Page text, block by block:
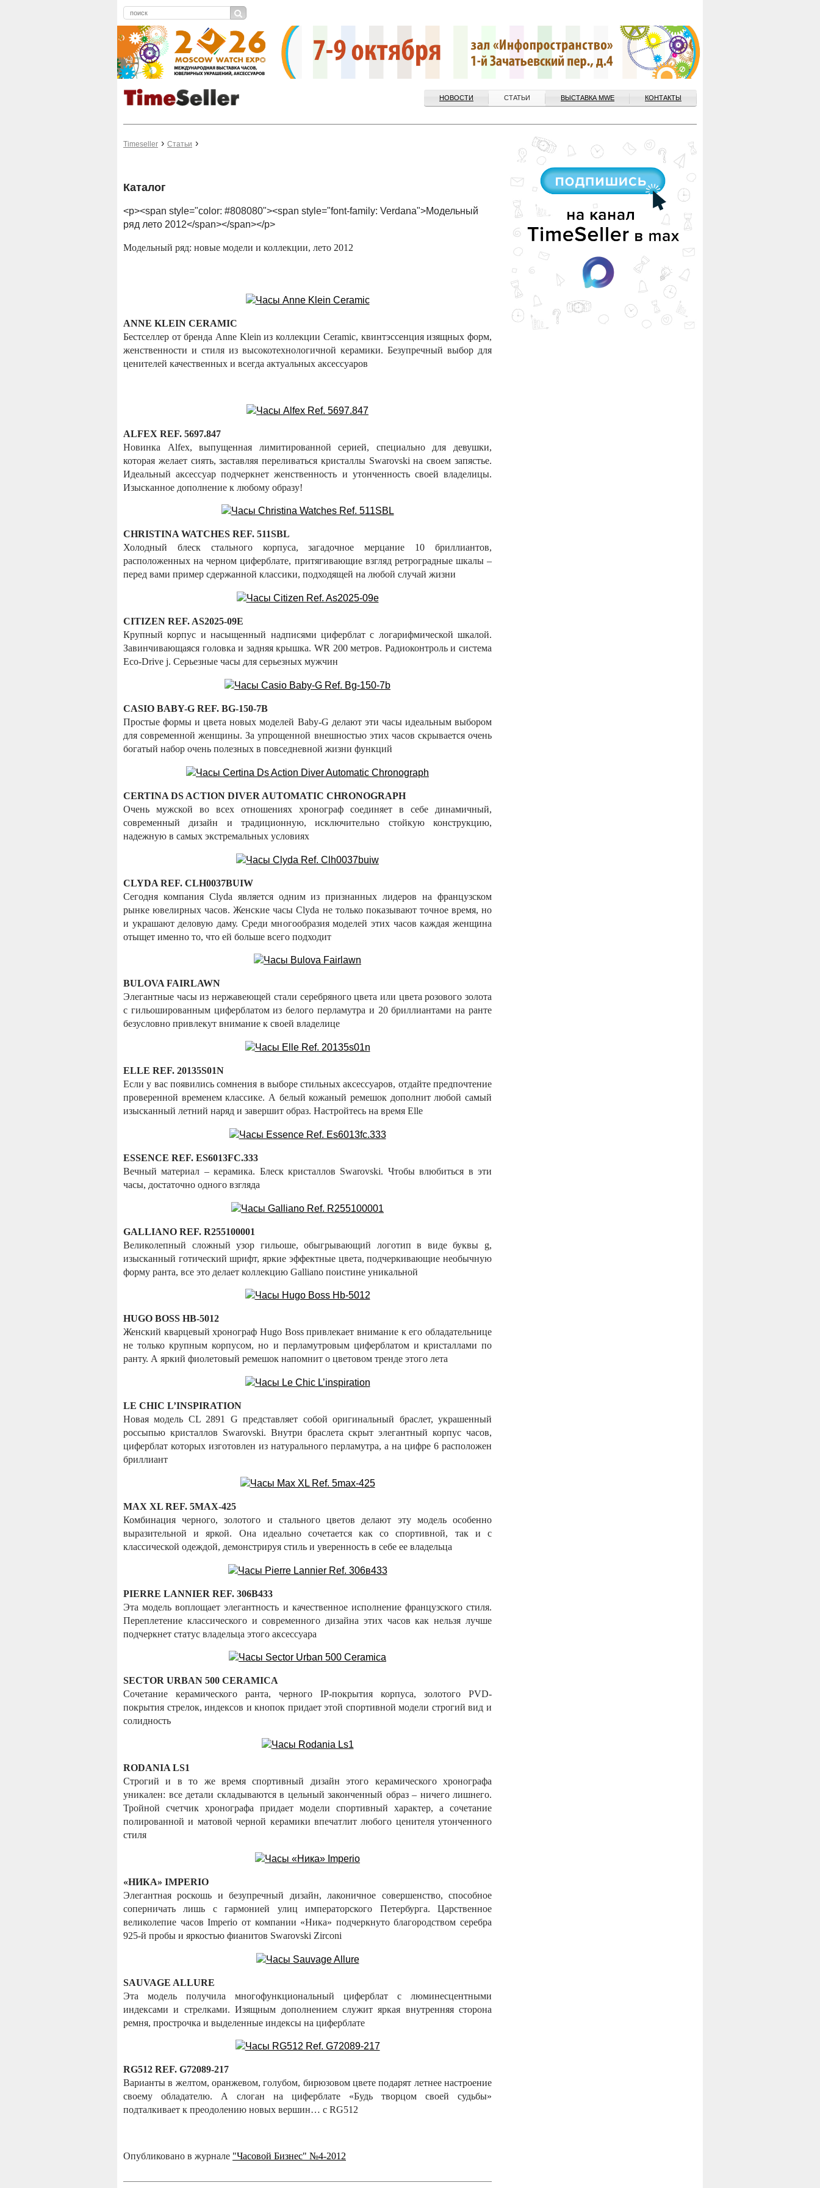
НОВОСТИ СТАТЬИ ВЫСТАВКА MWE КОНТАКТЫ
Timeseller Статьи
Каталог
<p><span style="color: #808080"><span style="font-family: Verdana">Модельный
ряд лето 2012</span></span></p>
Модельный ряд: новые модели и коллекции, лето 2012
ANNE KLEIN CERAMIC
Бестселлер от бренда Anne Klein из коллекции Ceramic, квинтэссенция изящных форм,
женственности и стиля из высокотехнологичной керамики. Безупречный выбор для
ценителей качественных и всегда актуальных аксессуаров
ALFEX REF. 5697.847
Новинка Alfex, выпущенная лимитированной серией, специально для девушки,
которая желает сиять, заставляя переливаться кристаллы Swarovski на своем запястье.
Идеальный аксессуар подчеркнет женственность и утонченность своей владелицы.
Изысканное дополнение к любому образу!
CHRISTINA WATCHES REF. 511SBL
Холодный блеск стального корпуса, загадочное мерцание 10 бриллиантов,
расположенных на черном циферблате, притягивающие взгляд ретроградные шкалы –
перед вами пример сдержанной классики, подходящей на любой случай жизни
CITIZEN REF. AS2025-09E
Крупный корпус и насыщенный надписями циферблат с логарифмической шкалой.
Завинчивающаяся головка и задняя крышка. WR 200 метров. Радиоконтроль и система
Eco-Drive j. Серьезные часы для серьезных мужчин
CASIO BABY-G REF. BG-150-7B
Простые формы и цвета новых моделей Baby-G делают эти часы идеальным выбором
для современной женщины. За упрощенной внешностью этих часов скрывается очень
богатый набор очень полезных в повседневной жизни функций
CERTINA DS ACTION DIVER AUTOMATIC CHRONOGRAPH
Очень мужской во всех отношениях хронограф соединяет в себе динамичный,
современный дизайн и традиционную, исключительно стойкую конструкцию,
надежную в самых экстремальных условиях
CLYDA REF. CLH0037BUIW
Сегодня компания Clyda является одним из признанных лидеров на французском
рынке ювелирных часов. Женские часы Clyda не только показывают точное время, но
и украшают деловую даму. Среди многообразия моделей этих часов каждая женщина
отыщет именно то, что ей больше всего подходит
BULOVA FAIRLAWN
Элегантные часы из нержавеющей стали серебряного цвета или цвета розового золота
с гильошированным циферблатом из белого перламутра и 20 бриллиантами на ранте
безусловно привлекут внимание к своей владелице
ELLE REF. 20135S01N
Если у вас появились сомнения в выборе стильных аксессуаров, отдайте предпочтение
проверенной временем классике. А белый кожаный ремешок дополнит любой самый
изысканный летний наряд и завершит образ. Настройтесь на время Elle
ESSENCE REF. ES6013FC.333
Вечный материал – керамика. Блеск кристаллов Swarovski. Чтобы влюбиться в эти
часы, достаточно одного взгляда
GALLIANO REF. R255100001
Великолепный сложный узор гильоше, обыгрывающий логотип в виде буквы g,
изысканный готический шрифт, яркие эффектные цвета, подчеркивающие необычную
форму ранта, все это делает коллекцию Galliano поистине уникальной
HUGO BOSS HB-5012
Женский кварцевый хронограф Hugo Boss привлекает внимание к его обладательнице
не только крупным корпусом, но и перламутровым циферблатом и кристаллами по
ранту. А яркий фиолетовый ремешок напомнит о цветовом тренде этого лета
LE CHIC L’INSPIRATION
Новая модель CL 2891 G представляет собой оригинальный браслет, украшенный
россыпью кристаллов Swarovski. Внутри браслета скрыт элегантный корпус часов,
циферблат которых изготовлен из натурального перламутра, а на цифре 6 расположен
бриллиант
MAX XL REF. 5MAX-425
Комбинация черного, золотого и стального цветов делают эту модель особенно
выразительной и яркой. Она идеально сочетается как со спортивной, так и с
классической одеждой, демонстрируя стиль и уверенность в себе ее владельца
PIERRE LANNIER REF. 306В433
Эта модель воплощает элегантность и качественное исполнение французского стиля.
Переплетение классического и современного дизайна этих часов как нельзя лучше
подчеркнет статус владельца этого аксессуара
SECTOR URBAN 500 CERAMICA
Сочетание керамического ранта, черного IP-покрытия корпуса, золотого PVD-
покрытия стрелок, индексов и кнопок придает этой спортивной модели строгий вид и
солидность
RODANIA LS1
Строгий и в то же время спортивный дизайн этого керамического хронографа
уникален: все детали складываются в цельный законченный образ – ничего лишнего.
Тройной счетчик хронографа придает модели спортивный характер, а сочетание
полированной и матовой черной керамики впечатлит любого ценителя утонченного
стиля
«НИКА» IMPERIO
Элегантная роскошь и безупречный дизайн, лаконичное совершенство, способное
соперничать лишь с гармонией улиц императорского Петербурга. Царственное
великолепие часов Imperio от компании «Ника» подчеркнуто благородством серебра
925-й пробы и яркостью фианитов Swarovski Zirconi
SAUVAGE ALLURE
Эта модель получила многофункциональный циферблат с люминесцентными
индексами и стрелками. Изящным дополнением служит яркая внутренняя сторона
ремня, прострочка и выделенные индексы на циферблате
RG512 REF. G72089-217
Варианты в желтом, оранжевом, голубом, бирюзовом цвете подарят летнее настроение
своему обладателю. А слоган на циферблате «Будь творцом своей судьбы»
подталкивает к преодолению новых вершин… c RG512
Опубликовано в журнале "Часовой Бизнес" №4-2012